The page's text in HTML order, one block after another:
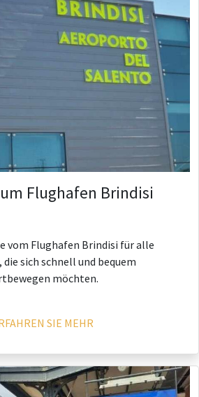
Flughafen Brindisi
vom Flughafen Brindisi für alle
die sich schnell und bequem
möchten.
SIE MEHR